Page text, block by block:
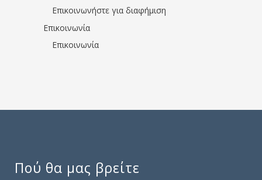
Επικοινωνήστε για διαφήμιση
Επικοινωνία
Επικοινωνία
Πού θα μας βρείτε